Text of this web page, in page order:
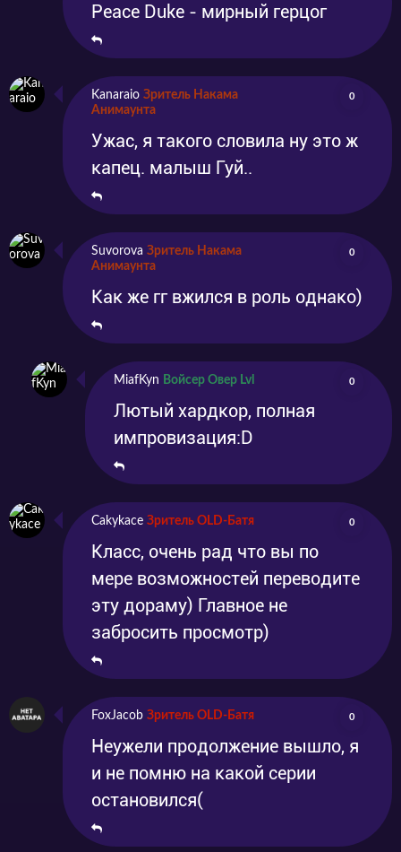
Peace Duke - мирный герцог
Kanaraio Зритель Накама
Анимаунта
0
Ужас, я такого словила ну это ж
капец. малыш Гуй..
Suvorova Зритель Накама
Анимаунта
0
Как же гг вжился в роль однако)
MiafKyn Войсер Овер Lvl 0
Лютый хардкор, полная
импровизация:D
Cakykace Зритель OLD-Батя 0
Класс, очень рад что вы по
мере возможностей переводите
эту дораму) Главное не
забросить просмотр)
FoxJacob Зритель OLD-Батя 0
Неужели продолжение вышло, я
и не помню на какой серии
остановился(